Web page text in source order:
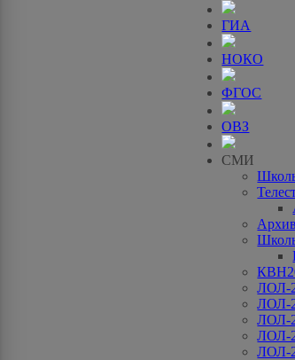
ГИА
НОКО
ФГОС
ОВЗ
СМИ
ЛОЛ-
ЛОЛ-
ЛОЛ-
ЛОЛ-
ЛОЛ-